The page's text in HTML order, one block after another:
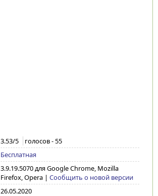
3.53/5 голосов -55
Бесплатная
3.9.19.5070 для Google Chrome, Mozilla
Firefox, Opera| Сообщить о новой версии
26.05.2020